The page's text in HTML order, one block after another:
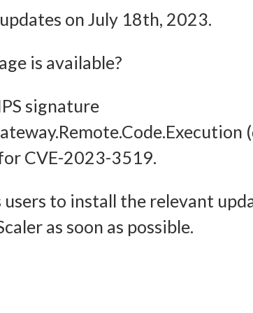
und Inhalten, Ihre Entscheidungen zum Datenschutz
on July 18th, 2023.
is available?
signature
CVE-2023-3519.
users to install the relevant
as soon as possible.